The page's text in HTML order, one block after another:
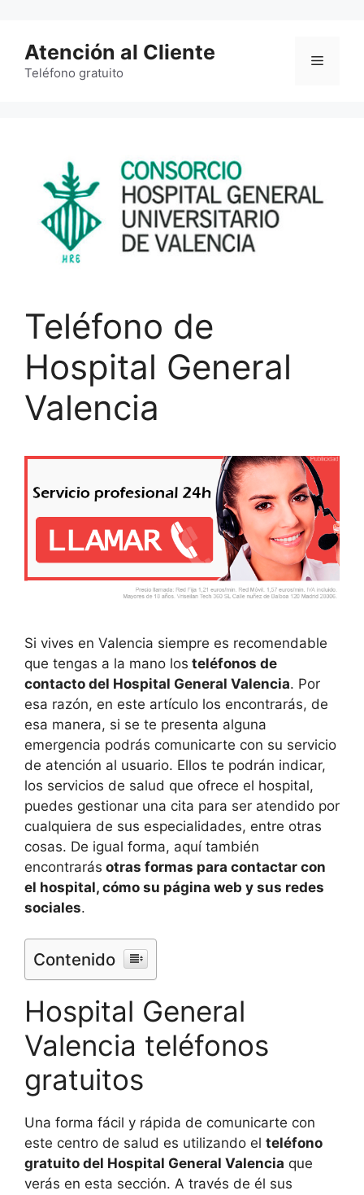
contenido
Atención al Cliente
Teléfono gratuito
Menú
Teléfono de
Hospital General
Valencia
Si vives en Valencia siempre es recomendable
que tengas a la mano los teléfonos de
contacto del Hospital General Valencia. Por
esa razón, en este artículo los encontrarás, de
esa manera, si se te presenta alguna
emergencia podrás comunicarte con su servicio
de atención al usuario. Ellos te podrán indicar,
los servicios de salud que ofrece el hospital,
puedes gestionar una cita para ser atendido por
cualquiera de sus especialidades, entre otras
cosas. De igual forma, aquí también
encontrarás otras formas para contactar con
el hospital, cómo su página web y sus redes
sociales.
Contenido
Hospital General
Valencia teléfonos
gratuitos
Una forma fácil y rápida de comunicarte con
este centro de salud es utilizando el teléfono
gratuito del Hospital General Valencia que
verás en esta sección. A través de él sus